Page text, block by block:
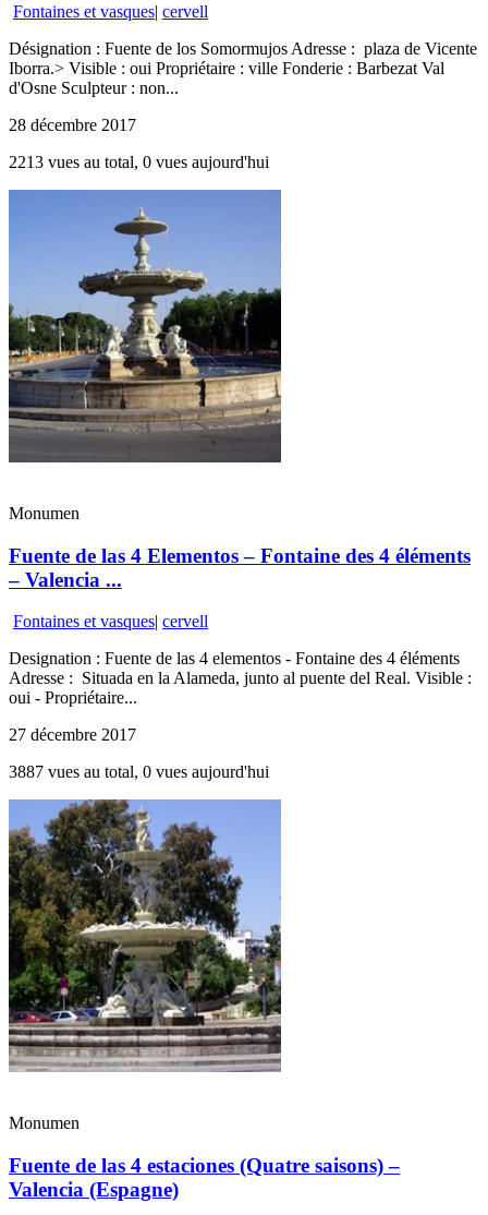
Fontaines et vasques| cervell
Désignation : Fuente de los Somormujos Adresse : plaza de Vicente
Iborra.> Visible : oui Propriétaire : ville Fonderie : Barbezat Val
d'Osne Sculpteur : non...
28 décembre 2017
2213 vues au total, 0 vues aujourd'hui
Monumen
Fuente de las 4 Elementos – Fontaine des 4 éléments
– Valencia ...
Fontaines et vasques| cervell
Designation : Fuente de las 4 elementos - Fontaine des 4 éléments
Adresse : Situada en la Alameda, junto al puente del Real. Visible :
oui - Propriétaire...
27 décembre 2017
3887 vues au total, 0 vues aujourd'hui
Monumen
Fuente de las 4 estaciones (Quatre saisons) –
Valencia (Espagne)